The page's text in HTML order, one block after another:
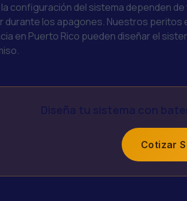
configuración del sistema dependen
durante los apagones. Nuestros
en Puerto Rico pueden diseñar el
Diseña tu sistema con
Cotizar